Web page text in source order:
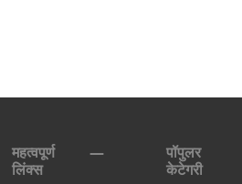
महत्वपूर्ण
लिंक्स
—
पॉपुलर
केटेगरी